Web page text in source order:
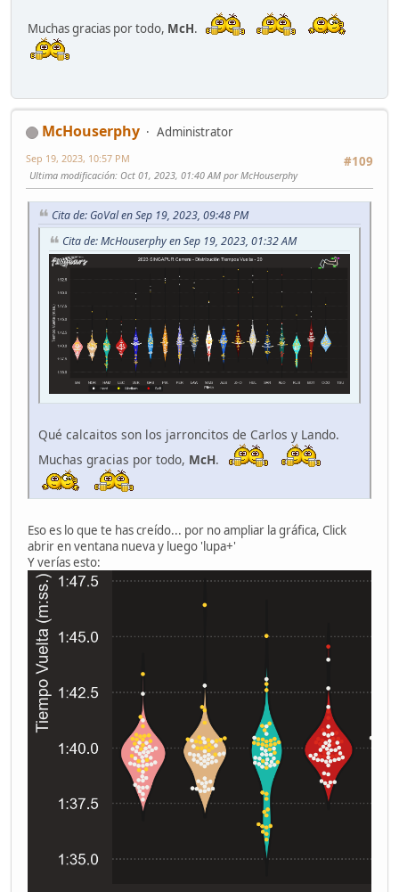
Muchas gracias por todo, McH.
McHouserphy
Administrator
#109
Sep 19, 2023, 10:57 PM
Ultima modificación: Oct 01, 2023, 01:40 AM por McHouserphy
Cita de: GoVal en Sep 19, 2023, 09:48 PM
Cita de: McHouserphy en Sep 19, 2023, 01:32 AM
Qué calcaitos son los jarroncitos de Carlos y Lando.
Muchas gracias por todo, McH.
Eso es lo que te has creído... por no ampliar la gráfica, Click
abrir en ventana nueva y luego 'lupa+'
Y verías esto: